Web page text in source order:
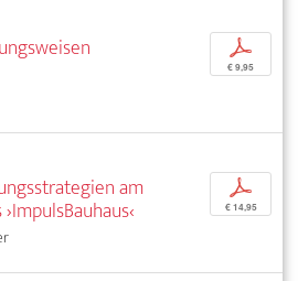
p
€ 9,95
am
p
€ 14,95